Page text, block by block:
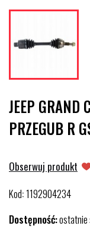
JEEP GRAND
PRZEGUB R
Obserwuj produkt
Kod:1192904234
Dostępność:ostatnie